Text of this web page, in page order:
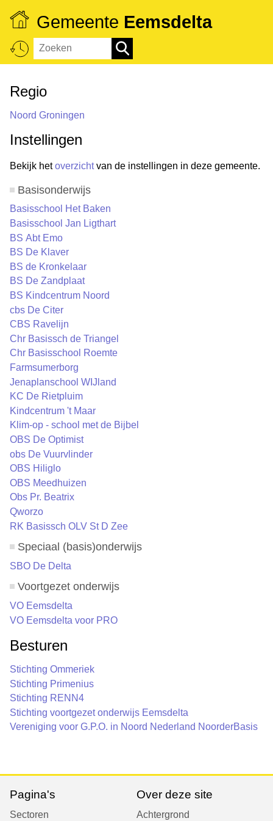
Gemeente Eemsdelta
Regio
Noord Groningen
Instellingen
Bekijk hetoverzichtvan de instellingen in deze gemeente.
Basisonderwijs
Basisschool Het Baken
Basisschool Jan Ligthart
BS Abt Emo
BS De Klaver
BS de Kronkelaar
BS De Zandplaat
BS Kindcentrum Noord
cbs De Citer
CBS Ravelijn
Chr Basissch de Triangel
Chr Basisschool Roemte
Farmsumerborg
Jenaplanschool WIJland
KC De Rietpluim
Kindcentrum 't Maar
Klim-op - school met de Bijbel
OBS De Optimist
obs De Vuurvlinder
OBS Hiliglo
OBS Meedhuizen
Obs Pr. Beatrix
Qworzo
RK Basissch OLV St D Zee
Speciaal (basis)onderwijs
SBO De Delta
Voortgezet onderwijs
VO Eemsdelta
VO Eemsdelta voor PRO
Besturen
Stichting Ommeriek
Stichting Primenius
Stichting RENN4
Stichting voortgezet onderwijs Eemsdelta
Vereniging voor G.P.O. in Noord Nederland NoorderBasis
Pagina's
Sectoren
Over deze site
Achtergrond